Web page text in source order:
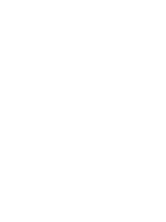
kajaky, šlapadla, deskové hry.